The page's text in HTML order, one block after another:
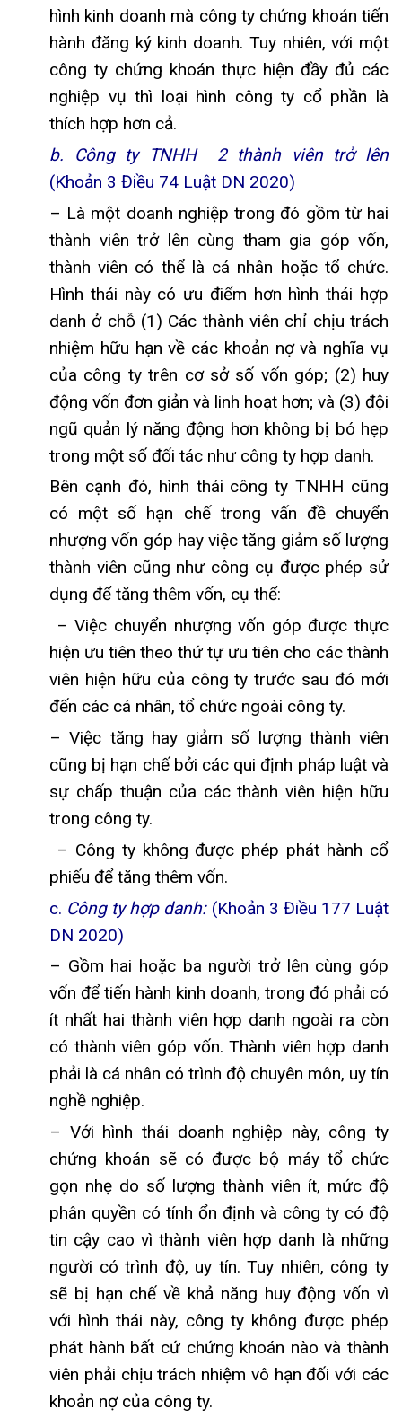
hình kinh doanh mà công ty chứng khoán tiến
hành đăng ký kinh doanh. Tuy nhiên, với một
công ty chứng khoán thực hiện đầy đủ các
nghiệp vụ thì loại hình công ty cổ phần là
thích hợp hơn cả.
b. Công ty TNHH 2 thành viên trở lên
(Khoản 3 Điều 74 Luật DN 2020)
– Là một doanh nghiệp trong đó gồm từ hai
thành viên trở lên cùng tham gia góp vốn,
thành viên có thể là cá nhân hoặc tổ chức.
Hình thái này có ưu điểm hơn hình thái hợp
danh ở chỗ (1) Các thành viên chỉ chịu trách
nhiệm hữu hạn về các khoản nợ và nghĩa vụ
của công ty trên cơ sở số vốn góp; (2) huy
động vốn đơn giản và linh hoạt hơn; và (3) đội
ngũ quản lý năng động hơn không bị bó hẹp
trong một số đối tác như công ty hợp danh.
Bên cạnh đó, hình thái công ty TNHH cũng
có một số hạn chế trong vấn đề chuyển
nhượng vốn góp hay việc tăng giảm số lượng
thành viên cũng như công cụ được phép sử
dụng để tăng thêm vốn, cụ thể:
– Việc chuyển nhượng vốn góp được thực
hiện ưu tiên theo thứ tự ưu tiên cho các thành
viên hiện hữu của công ty trước sau đó mới
đến các cá nhân, tổ chức ngoài công ty.
– Việc tăng hay giảm số lượng thành viên
cũng bị hạn chế bởi các qui định pháp luật và
sự chấp thuận của các thành viên hiện hữu
trong công ty.
– Công ty không được phép phát hành cổ
phiếu để tăng thêm vốn.
c. Công ty hợp danh: (Khoản 3 Điều 177 Luật
DN 2020)
– Gồm hai hoặc ba người trở lên cùng góp
vốn để tiến hành kinh doanh, trong đó phải có
ít nhất hai thành viên hợp danh ngoài ra còn
có thành viên góp vốn. Thành viên hợp danh
phải là cá nhân có trình độ chuyên môn, uy tín
nghề nghiệp.
– Với hình thái doanh nghiệp này, công ty
chứng khoán sẽ có được bộ máy tổ chức
gọn nhẹ do số lượng thành viên ít, mức độ
phân quyền có tính ổn định và công ty có độ
tin cậy cao vì thành viên hợp danh là những
người có trình độ, uy tín. Tuy nhiên, công ty
sẽ bị hạn chế về khả năng huy động vốn vì
với hình thái này, công ty không được phép
phát hành bất cứ chứng khoán nào và thành
viên phải chịu trách nhiệm vô hạn đối với các
khoản nợ của công ty.